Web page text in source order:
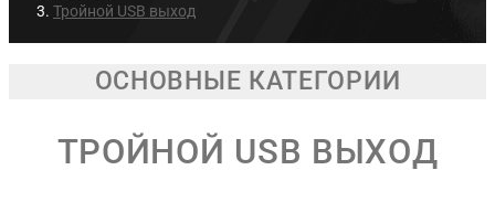
Тройной USB выход
ОСНОВНЫЕ КАТЕГОРИИ
ТРОЙНОЙ USB ВЫХОД